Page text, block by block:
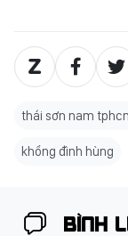
thái sơn nam
khổng đình hùng
BÌNH